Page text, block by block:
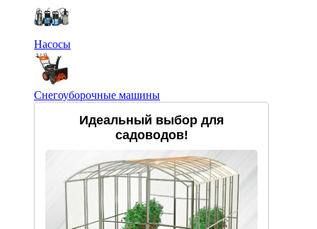
Насосы
Снегоуборочные машины
Идеальный выбор для
садоводов!